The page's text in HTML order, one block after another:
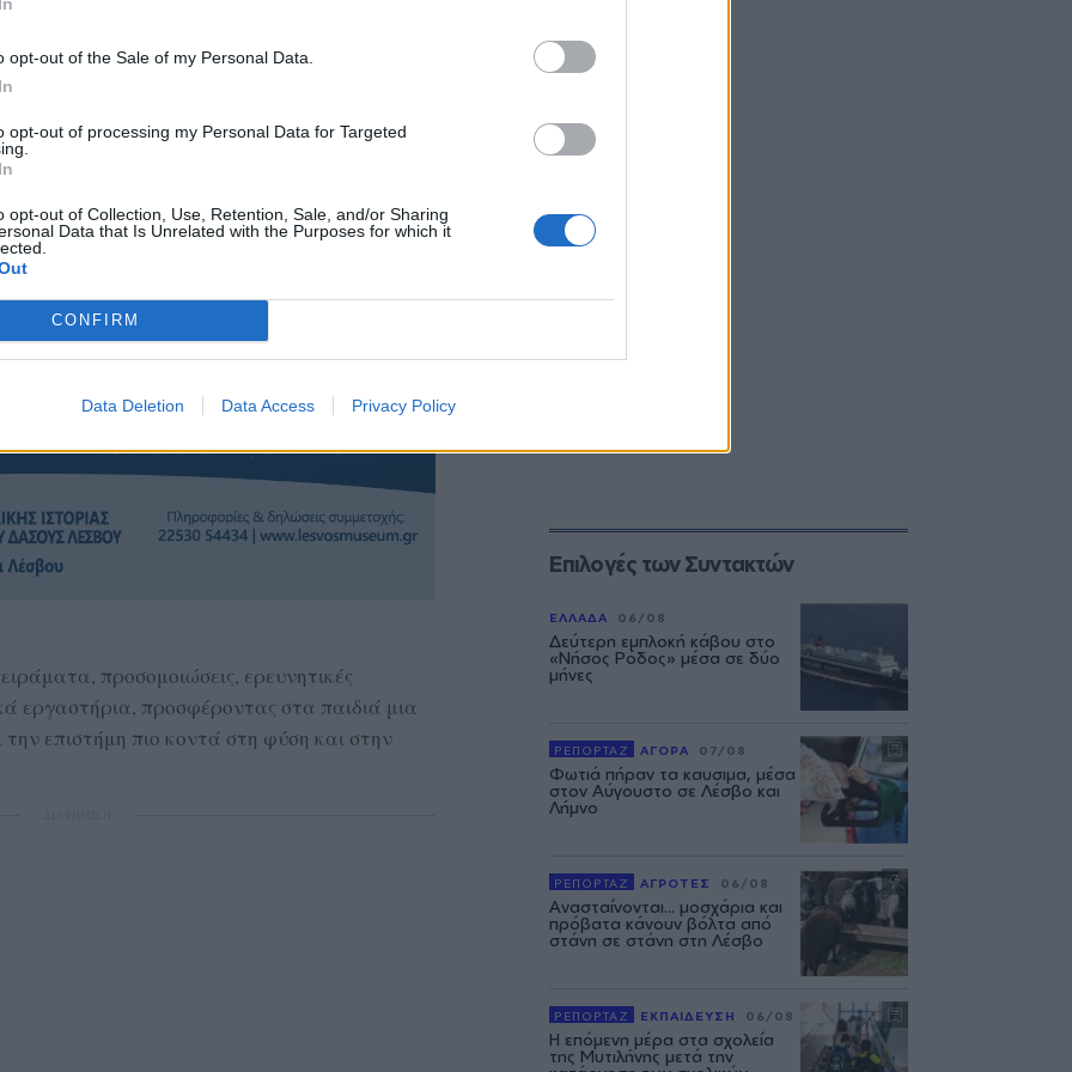
opt-out of the Sale of my Personal Data.
opt-out of processing my Personal Data for Targeted
opt-out of Collection, Use, Retention, Sale, and/or Sharing
Data that Is Unrelated with the Purposes for which it
CONFIRM
Data Deletion Data Access Privacy Policy
προσομοιώσεις, ερευνητικές
εργαστήρια, προσφέροντας στα παιδιά μια
επιστήμη πιο κοντά στη φύση και στην
Επιλογές των Συντακτών
ΕΛΛΑΔΑ 06/08
Δεύτερη εμπλοκή κάβου στο
«Νήσος Ρόδος» μέσα σε δύο
μήνες
ΡΕΠΟΡΤΑΖ ΑΓΟΡΑ 07/08
Φωτιά πήραν τα καυσιμα, μέσα
στον Αύγουστο σε Λέσβο και
Λήμνο
ΡΕΠΟΡΤΑΖ ΑΓΡΟΤΕΣ 06/08
Ανασταίνονται... μοσχάρια και
πρόβατα κάνουν βόλτα από
στάνη σε στάνη στη Λέσβο
ΡΕΠΟΡΤΑΖ ΕΚΠΑΙΔΕΥΣΗ 06/08
Η επόμενη μέρα στα σχολεία
της Μυτιλήνης μετά την